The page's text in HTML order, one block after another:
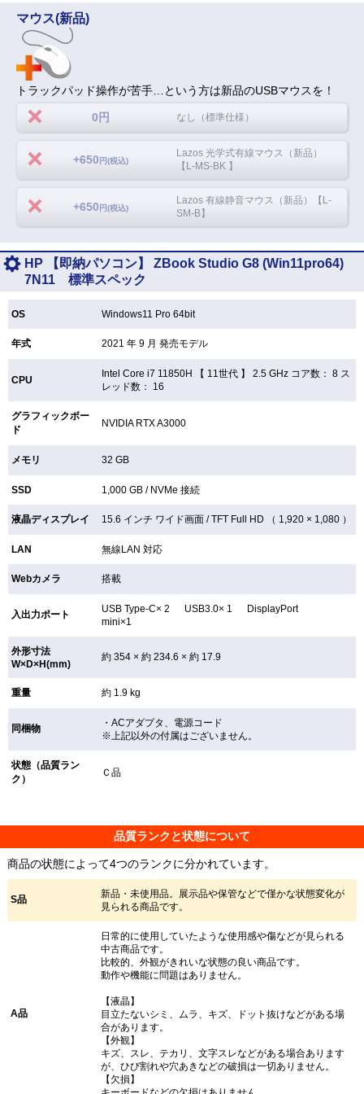
マウス(新品)
トラックパッド操作が苦手…という方は新品のUSBマウスを！
0円 なし（標準仕様）
+650 円(税込)
Lazos 光学式有線マウス（新品）
【L-MS-BK 】
+650 円(税込)
Lazos 有線静音マウス（新品）【L-
SM-B】
HP 【即納パソコン】 ZBook Studio G8 (Win11pro64)
7N11 標準スペック
OS Windows11 Pro 64bit
年式 2021 年 9 月 発売モデル
CPU
Intel Core i7 11850H 【 11世代 】 2.5 GHz コア数： 8 ス
レッド数： 16
グラフィックボー
ド
NVIDIA RTX A3000
メモリ 32 GB
SSD 1,000 GB / NVMe 接続
液晶ディスプレイ 15.6 インチ ワイド画面 /TFT Full HD （ 1,920 × 1,080 ）
LAN 無線LAN対応
Webカメラ 搭載
入出力ポート
USB Type-C× 2 USB3.0× 1 DisplayPort
mini×1
外形寸法
W×D×H(mm)
約 354 × 約 234.6 × 約 17.9
重量 約 1.9 kg
同梱物
・ACアダプタ、電源コード
※上記以外の付属はございません。
状態（品質ラン
ク）
Ｃ品
品質ランクと状態について
商品の状態によって4つのランクに分かれています。
S品
新品・未使用品。展示品や保管などで僅かな状態変化が
見られる商品です。
A品
日常的に使用していたような使用感や傷などが見られる
中古商品です。
比較的、外観がきれいな状態の良い商品です。
動作や機能に問題はありません。
【液晶】
目立たないシミ、ムラ、キズ、ドット抜けなどがある場
合があります。
【外観】
キズ、スレ、テカリ、文字スレなどがある場合あります
が、ひび割れや穴あきなどの破損は一切ありません。
【欠損】